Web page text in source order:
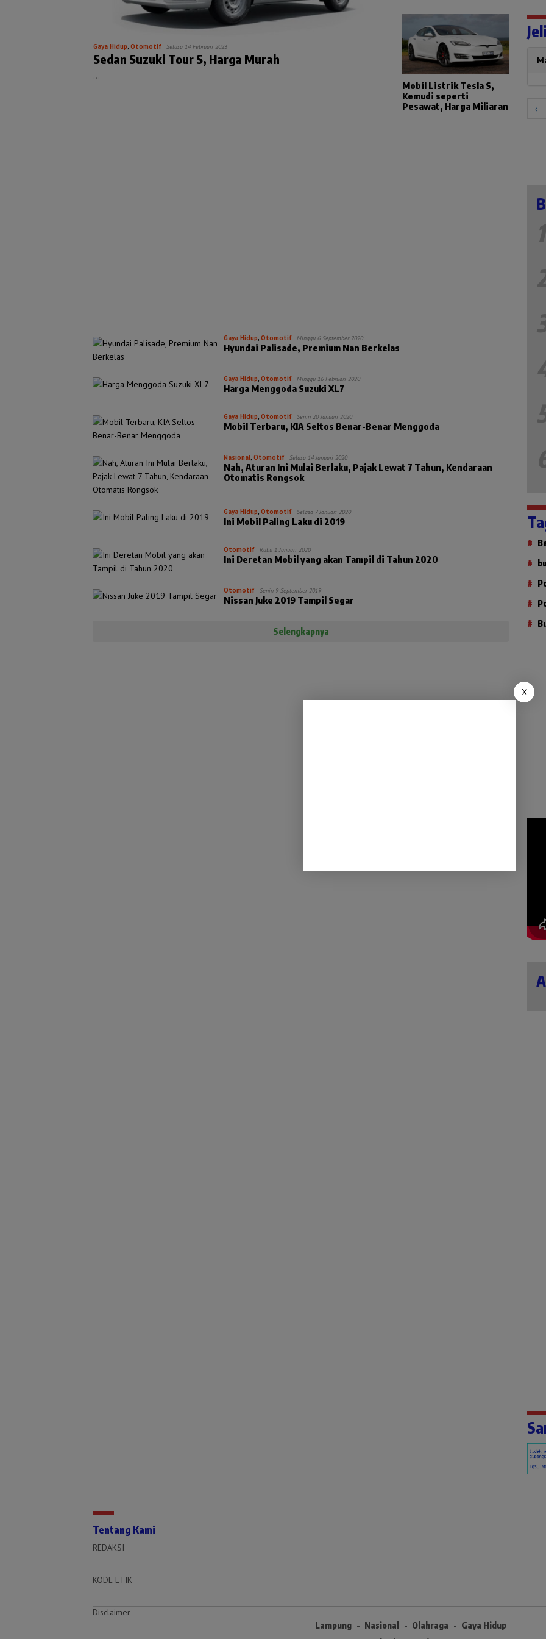
Gaya Hidup, Otomotif Selasa 14 Februari 2023
Sedan Suzuki Tour S, Harga Murah
…
Mobil Listrik Tesla S,
Kemudi seperti
Pesawat, Harga Miliaran
Gaya Hidup, Otomotif Minggu 6 September 2020
Hyundai Palisade, Premium Nan Berkelas
Gaya Hidup, Otomotif Minggu 16 Februari 2020
Harga Menggoda Suzuki XL7
Gaya Hidup, Otomotif Senin 20 Januari 2020
Mobil Terbaru, KIA Seltos Benar-Benar Menggoda
Nasional, Otomotif Selasa 14 Januari 2020
Nah, Aturan Ini Mulai Berlaku, Pajak Lewat 7 Tahun, Kendaraan
Otomatis Rongsok
Gaya Hidup, Otomotif Selasa 7 Januari 2020
Ini Mobil Paling Laku di 2019
Otomotif Rabu 1 Januari 2020
Ini Deretan Mobil yang akan Tampil di Tahun 2020
Otomotif Senin 9 September 2019
Nissan Juke 2019 Tampil Segar
Selengkapnya
‹
1
Tentang Kami
REDAKSI
KODE ETIK
Disclaimer
Lampung Nasional Olahraga
Gaya Hidup
X